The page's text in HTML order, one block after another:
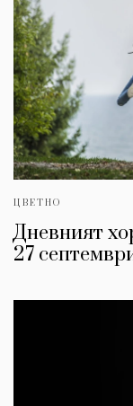
ЦВЕТНО
Дневният
27